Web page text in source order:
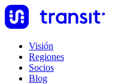
Visión
Regiones
Socios
Blog